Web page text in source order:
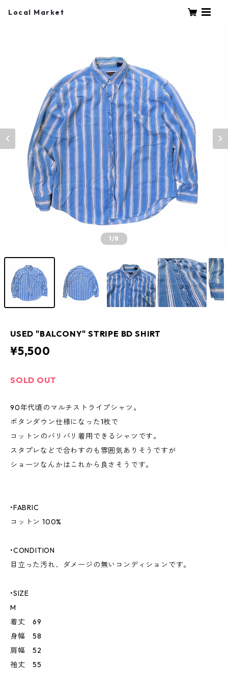
Local Market
1/8
USED "BALCONY" STRIPE BD SHIRT
¥5,500
SOLD OUT
90年代頃のマルチストライプシャツ。
ボタンダウン仕様になった1枚で
コットンのバリバリ着用できるシャツです。
スタプレなどで合わすのも雰囲気ありそうですが
ショーツなんかはこれから良さそうです。
•FABRIC
コットン 100%
•CONDITION
目立った汚れ、ダメージの無いコンディションです。
•SIZE
M
着丈 69
身幅 58
肩幅 52
袖丈 55